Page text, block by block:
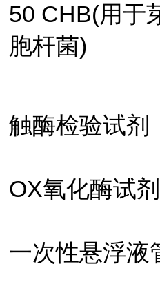
50 CHB(用于
胞杆菌)
触酶检验试剂
OX氧化酶试剂
一次性悬浮液